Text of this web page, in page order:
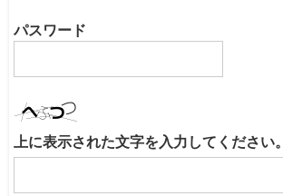
パスワード
上に表示された文字を入力してください。